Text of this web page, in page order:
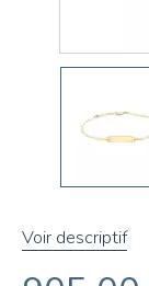
Voir descriptif